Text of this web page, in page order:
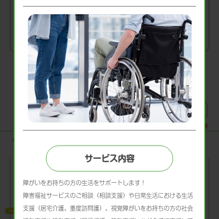
サービス内容
障がいをお持ちの方の生活をサポートします！
障害福祉サービスのご相談（相談支援）や日常生活における生活
支援（居宅介護、重度訪問護）、視覚障がいをお持ちの方の社会
ます。より詳しい情報や、プロジェクトへの参加方法について
は、専用サイトをご覧ください。
事業所一覧
各サービスはご利⽤者さま、ご家族さまの希
ください。お住まいのエリア、
サービス内容に関わらず、まずはお気軽にお